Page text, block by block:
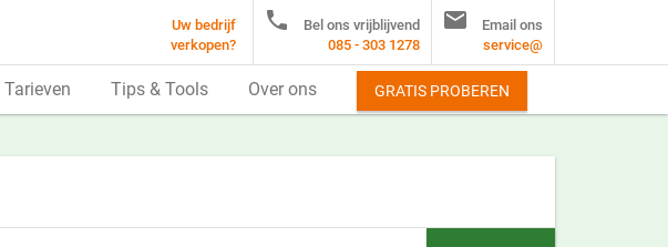
Uw bedrijf
verkopen?

Bel ons vrijblijvend
085 - 303 1278

Email ons
service@
Tarieven Tips & Tools Over ons GRATIS PROBEREN